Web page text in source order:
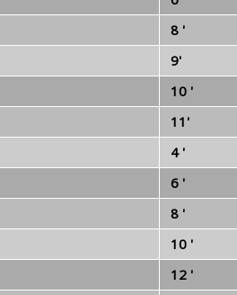
8 '
9'
10 '
11'
4 '
6 '
8 '
10 '
12 '